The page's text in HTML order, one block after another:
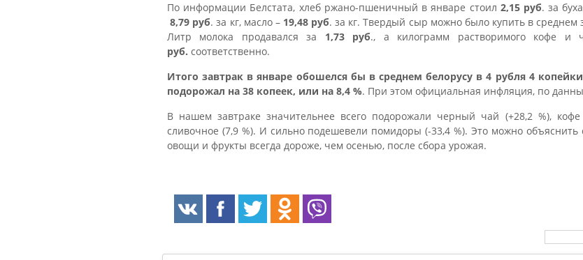
По информации Белстата, хлеб ржано-пшеничный в январе стоил 2,15 руб. за
8,79 руб. за кг, масло – 19,48 руб. за кг. Твердый сыр можно было купить в среднем
Литр молока продавался за 1,73 руб., а килограмм растворимого кофе и
руб. соответственно.
Итого завтрак в январе обошелся бы в среднем белорусу в 4 рубля 4
подорожал на 38 копеек, или на 8,4 %. При этом официальная инфляция, по
В нашем завтраке значительнее всего подорожали черный чай (+28,2 %), кофе
сливочное (7,9 %). И сильно подешевели помидоры (-33,4 %). Это можно
овощи и фрукты всегда дороже, чем осенью, после сбора урожая.